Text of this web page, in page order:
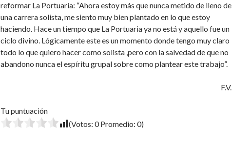
reformar La Portuaria: “Ahora estoy más que nunca metido de lleno de
una carrera solista, me siento muy bien plantado en lo que estoy
haciendo. Hace un tiempo que La Portuaria ya no está y aquello fue un
ciclo divino. Lógicamente este es un momento donde tengo muy claro
todo lo que quiero hacer como solista ,pero con la salvedad de que no
abandono nunca el espíritu grupal sobre como plantear este trabajo”.
F.V.
Tu puntuación
(Votos: 0Promedio: 0)